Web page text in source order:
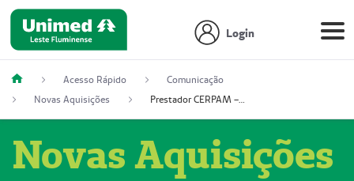
Login
Acesso Rápido
Comunicação
Novas Aquisições
Prestador CERPAM – Centro de Reabilitação S/S Ltda-ME (52004274-8)
Novas Aquisições